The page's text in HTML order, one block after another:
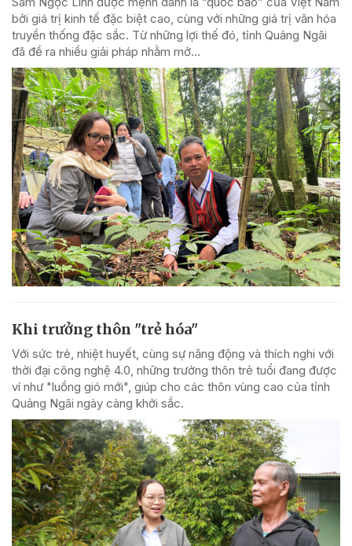
bởi giá trị kinh tế đặc biệt cao, cùng với những giá trị văn hóa
truyền thống đặc sắc. Từ những lợi thế đó, tỉnh Quảng Ngãi
đã đề ra nhiều giải pháp nhằm mở...
Khi trưởng thôn "trẻ hóa"
Với sức trẻ, nhiệt huyết, cùng sự năng động và thích nghi với
thời đại công nghệ 4.0, những trưởng thôn trẻ tuổi đang được
ví như "luồng gió mới", giúp cho các thôn vùng cao của tỉnh
Quảng Ngãi ngày càng khởi sắc.